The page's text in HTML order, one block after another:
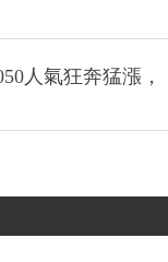
人氣狂奔猛漲，